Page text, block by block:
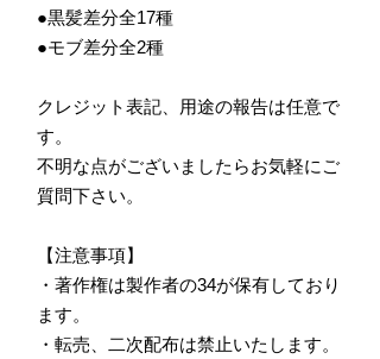
●黒髪差分全17種
●モブ差分全2種
クレジット表記、用途の報告は任意で
す。
不明な点がございましたらお気軽にご
質問下さい。
【注意事項】
・著作権は製作者の34が保有しており
ます。
・転売、二次配布は禁止いたします。